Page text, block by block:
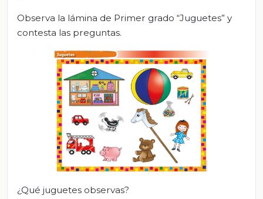
Observa la lámina de Primer grado “Juguetes” y
contesta las preguntas.
¿Qué juguetes observas?